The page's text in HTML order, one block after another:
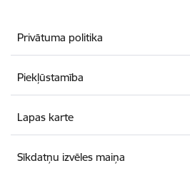
Privātuma politika
Piekļūstamība
Lapas karte
Sīkdatņu izvēles maiņa